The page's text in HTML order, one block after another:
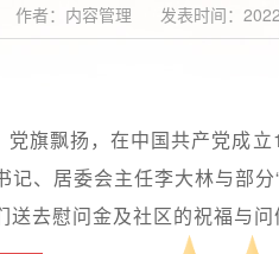
作者：内容管理 发表时间：
党旗飘扬，在中国共产党成
记、居委会主任李大林与部
送去慰问金及社区的祝福与问